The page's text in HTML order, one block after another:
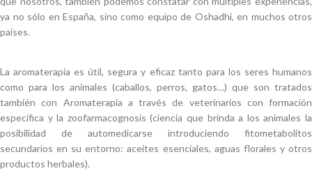
ya no sólo en España, sino como equipo de Oshadhi, en muchos otros
países.
La aromaterapia es útil, segura y eficaz tanto para los seres humanos
como para los animales (caballos, perros, gatos…) que son tratados
también con Aromaterapia a través de veterinarios con formación
específica y la zoofarmacognosis (ciencia que brinda a los animales la
posibilidad de automedicarse introduciendo fitometabolitos
secundarios en su entorno: aceites esenciales, aguas florales y otros
productos herbales).